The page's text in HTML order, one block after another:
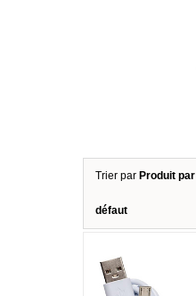
Trier par Produit par
défaut